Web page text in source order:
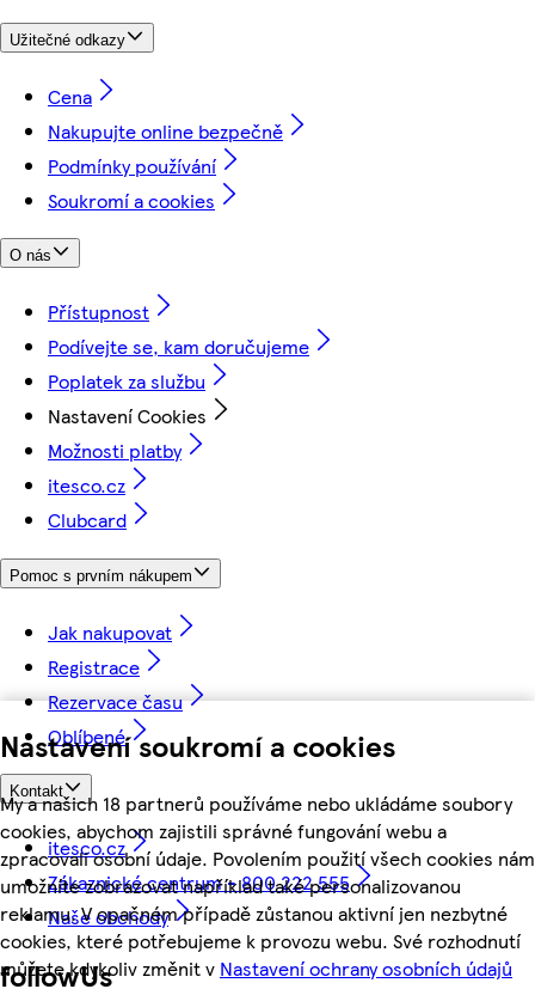
Nastavení soukromí a cookies
My a našich 18 partnerů používáme nebo ukládáme soubory
cookies, abychom zajistili správné fungování webu a
zpracovali osobní údaje. Povolením použití všech cookies nám
umožníte zobrazovat například také personalizovanou
reklamu. V opačném případě zůstanou aktivní jen nezbytné
cookies, které potřebujeme k provozu webu. Své rozhodnutí
můžete kdykoliv změnit v Nastavení ochrany osobních údajů
Užitečné odkazy
Cena
Nakupujte online bezpečně
Podmínky používání
Soukromí a cookies
O nás
Přístupnost
Podívejte se, kam doručujeme
Poplatek za službu
Nastavení Cookies
Možnosti platby
itesco.cz
Clubcard
Pomoc s prvním nákupem
Jak nakupovat
Registrace
Rezervace času
Oblíbené
Kontakt
itesco.cz
Zákaznické centrum - 800 222 555
Naše obchody
followUs